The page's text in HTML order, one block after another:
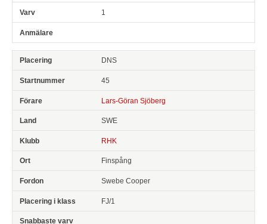
1
DNS
45
Lars-Göran Sjöberg
SWE
RHK
Finspång
Swebe Cooper
FJ/1